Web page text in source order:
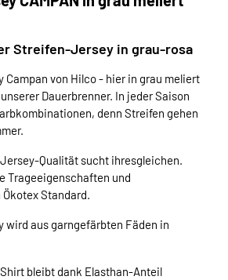
Streifen-Jersey in grau-rosa
Campan von Hilco - hier in grau meliert
Dauerbrenner. In jeder Saison
denn Streifen gehen
Qualität sucht ihresgleichen.
Trageeigenschaften und
Standard.
wird aus garngefärbten Fäden in
bleibt dank Elasthan-Anteil